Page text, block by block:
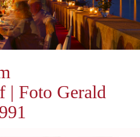
| Foto Gerald